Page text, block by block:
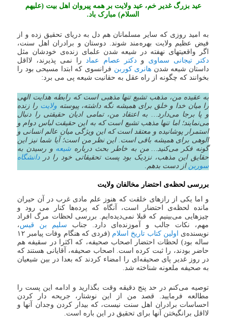
عید بزرگ غدیر خم، عید ولایت بر همه پیروان اهل بیت (علیهم
السلام) مبارک باد.
به امید روزی که سایر مسلمانان هم دل به دریای تحقیق زده و از
فیض عظیم ولایت بهره‌مند شوند. دوستان و برادران اهل سنت،
اگر واقعیتهای نهفته در شیعه شدن علمای زنده‌ی خودشان مثل
دکتر تیجانی سماوی ودکتر عصام عماد
را نمی پذیرند، لااقل
داستان شیعه شدن هانری کوربن فرانسوی که ابتدا مسیحی بود را
بخوانند که چگونه از راه عقل به حقانیت شیعه پی می برد:
به عقیده من، مذهب تشیع تنها مذهبی است که رابطه هدایت الهی
را میان خدا و خلق برای همیشه نگه داشته، پیوستهولایت را زنده
و پا برجا می‌دارد… به اعتقاد من، تمامی ادیان حقیقتی را دنبال
می‌نمایند؛ اما تنها مذهب تشیع است که به این حقیقت لباس دوام و
استمرار پوشانیده و معتقد است که این ویژگی میان عالم انسانی و
الوهی برای همیشه باقی است. این نظر من است؛ آیا شما نیز این
گونه فکر می‌کنید… من به خاطر بحث درباره شیعه و رسیدن به
حقایق این مذهب، نزدیک بود پست تحقیقاتی خود را در دانشگاه
سوربن از دست بدهم.
بررسی لحظه‌ی احتضار مخالفان ولایت
و اما یکی از رازهای خلقت که هنوز علم مادی غرب در آن حیران
مانده لحظه‌ی احتضار است، آنگاه که پرده‌ها کنار می رود و
چیزهایی می‌بینیم که قبلا نمی‌دیده‌ایم. بررسی لحظات مرگ افراد
مهم، نکات جالب و آموزنده‌ای دارد. جناب سلیم بن قیس،
نویسنده‌ی اولین کتاب تاریخ اسلام
(فردی که هنگام وفات پیامبر ۱۲
ساله بود) لحظات احتضار اصحاب صحیفه، که اکثرا در سقیفه هم
حاضر بودند، را ثبت کرده است. اصحاب صحیفه، آقایانی هستند که
در روز غدیر پای صحیفه‌ای را امضاء کردند که بعدا در بین شیعیان
به صحیفه ملعونه شناخته شد.
توصیه می‌کنم در حد پنج دقیقه وقت بگذارید و ادامه این پست را
مطالعه فرمایید. قصد من از این نوشتار، جریحه دار کردن
احساسات برادران اهل سنت نیست، که بیدار کردن وجدان آنها و
لااقل برانگیختن آنها برای تحقیق در این باره است.